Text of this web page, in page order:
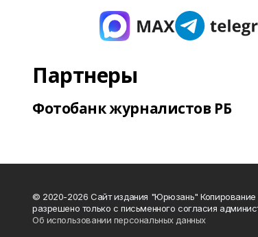
Партнеры
Фотобанк журналистов РБ
© 2020-2026 Сайт издания "Юрюзань" Копирование
разрешено только с письменного согласия
Об использовании персональных данных